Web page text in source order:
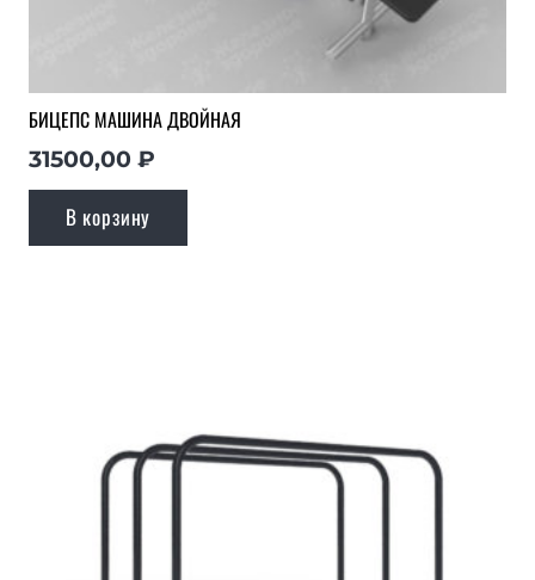
БИЦЕПС МАШИНА ДВОЙНАЯ
31500,00 ₽
В корзину